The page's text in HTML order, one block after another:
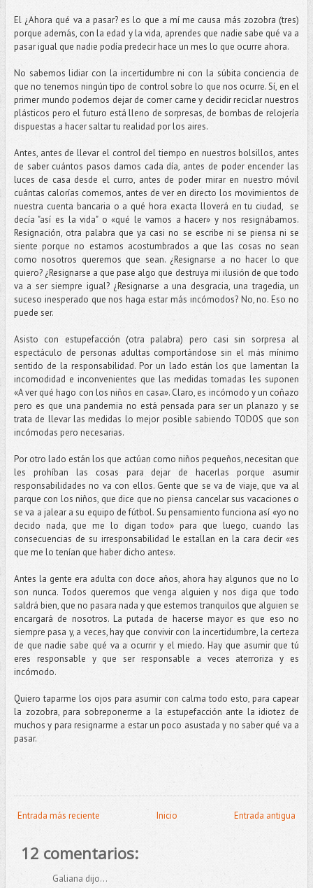
El ¿Ahora qué va a pasar? es lo que a mí me causa más zozobra (tres)
porque además, con la edad y la vida, aprendes que nadie sabe qué va a
pasar igual que nadie podía predecir hace un mes lo que ocurre ahora.
No sabemos lidiar con la incertidumbre ni con la súbita conciencia de
que no tenemos ningún tipo de control sobre lo que nos ocurre. Sí, en el
primer mundo podemos dejar de comer carne y decidir reciclar nuestros
plásticos pero el futuro está lleno de sorpresas, de bombas de relojería
dispuestas a hacer saltar tu realidad por los aires.
Antes, antes de llevar el control del tiempo en nuestros bolsillos, antes
de saber cuántos pasos damos cada día, antes de poder encender las
luces de casa desde el curro, antes de poder mirar en nuestro móvil
cuántas calorías comemos, antes de ver en directo los movimientos de
nuestra cuenta bancaria o a qué hora exacta lloverá en tu ciudad, se
decía "así es la vida" o «qué le vamos a hacer» y nos resignábamos.
Resignación, otra palabra que ya casi no se escribe ni se piensa ni se
siente porque no estamos acostumbrados a que las cosas no sean
como nosotros queremos que sean. ¿Resignarse a no hacer lo que
quiero? ¿Resignarse a que pase algo que destruya mi ilusión de que todo
va a ser siempre igual? ¿Resignarse a una desgracia, una tragedia, un
suceso inesperado que nos haga estar más incómodos? No, no. Eso no
puede ser.
Asisto con estupefacción (otra palabra) pero casi sin sorpresa al
espectáculo de personas adultas comportándose sin el más mínimo
sentido de la responsabilidad. Por un lado están los que lamentan la
incomodidad e inconvenientes que las medidas tomadas les suponen
«A ver qué hago con los niños en casa». Claro, es incómodo y un coñazo
pero es que una pandemia no está pensada para ser un planazo y se
trata de llevar las medidas lo mejor posible sabiendo TODOS que son
incómodas pero necesarias.
Por otro lado están los que actúan como niños pequeños, necesitan que
les prohíban las cosas para dejar de hacerlas porque asumir
responsabilidades no va con ellos. Gente que se va de viaje, que va al
parque con los niños, que dice que no piensa cancelar sus vacaciones o
se va a jalear a su equipo de fútbol. Su pensamiento funciona así «yo no
decido nada, que me lo digan todo» para que luego, cuando las
consecuencias de su irresponsabilidad le estallan en la cara decir «es
que me lo tenían que haber dicho antes».
Antes la gente era adulta con doce años, ahora hay algunos que no lo
son nunca. Todos queremos que venga alguien y nos diga que todo
saldrá bien, que no pasara nada y que estemos tranquilos que alguien se
encargará de nosotros. La putada de hacerse mayor es que eso no
siempre pasa y, a veces, hay que convivir con la incertidumbre, la certeza
de que nadie sabe qué va a ocurrir y el miedo. Hay que asumir que tú
eres responsable y que ser responsable a veces aterroriza y es
incómodo.
Quiero taparme los ojos para asumir con calma todo esto, para capear
la zozobra, para sobreponerme a la estupefacción ante la idiotez de
muchos y para resignarme a estar un poco asustada y no saber qué va a
pasar.
Entrada más reciente Entrada antigua
Inicio
12 comentarios:
Galiana dijo...